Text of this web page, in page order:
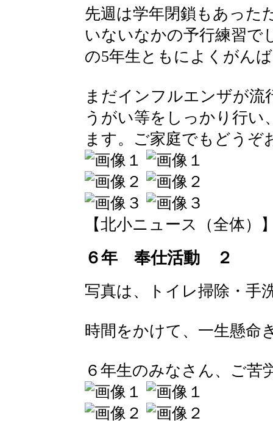
先週は学年閉鎖もあった
いないなかの予行練習で
の5年生ともによくがん
まだインフルエンザが
うがい等をしっかり行い
ます。ご家庭でもどうぞ
【北小ニュース（全体）
６年 奉仕活動 ２
写真は、トイレ掃除・手
時間をかけて、一生懸命
６年生のみなさん、ご苦